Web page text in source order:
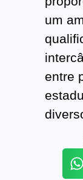
um
entre